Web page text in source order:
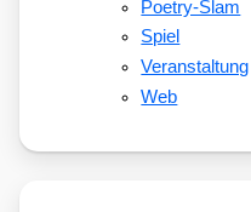
Poetry-Slam
Spiel
Veranstaltung
Web